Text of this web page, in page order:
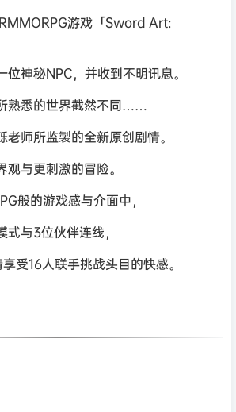
游戏「Sword Art:
神秘NPC，并收到不明讯息。
熟悉的世界截然不同……
师所监製的全新原创剧情。
与更刺激的冒险。
般的游戏感与介面中，
与3位伙伴连线，
受16人联手挑战头目的快感。